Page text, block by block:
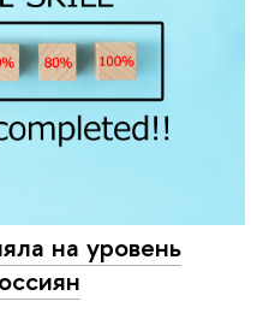
на уровень